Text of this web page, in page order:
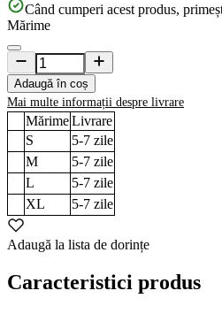
Când cumperi acest produs,
Mărime
Adaugă în coș
Mai multe informații despre livrare
MărimeLivrare
S
5-7 zile
M
5-7 zile
L
5-7 zile
XL
5-7 zile
Adaugă la lista de dorințe
Caracteristici produs